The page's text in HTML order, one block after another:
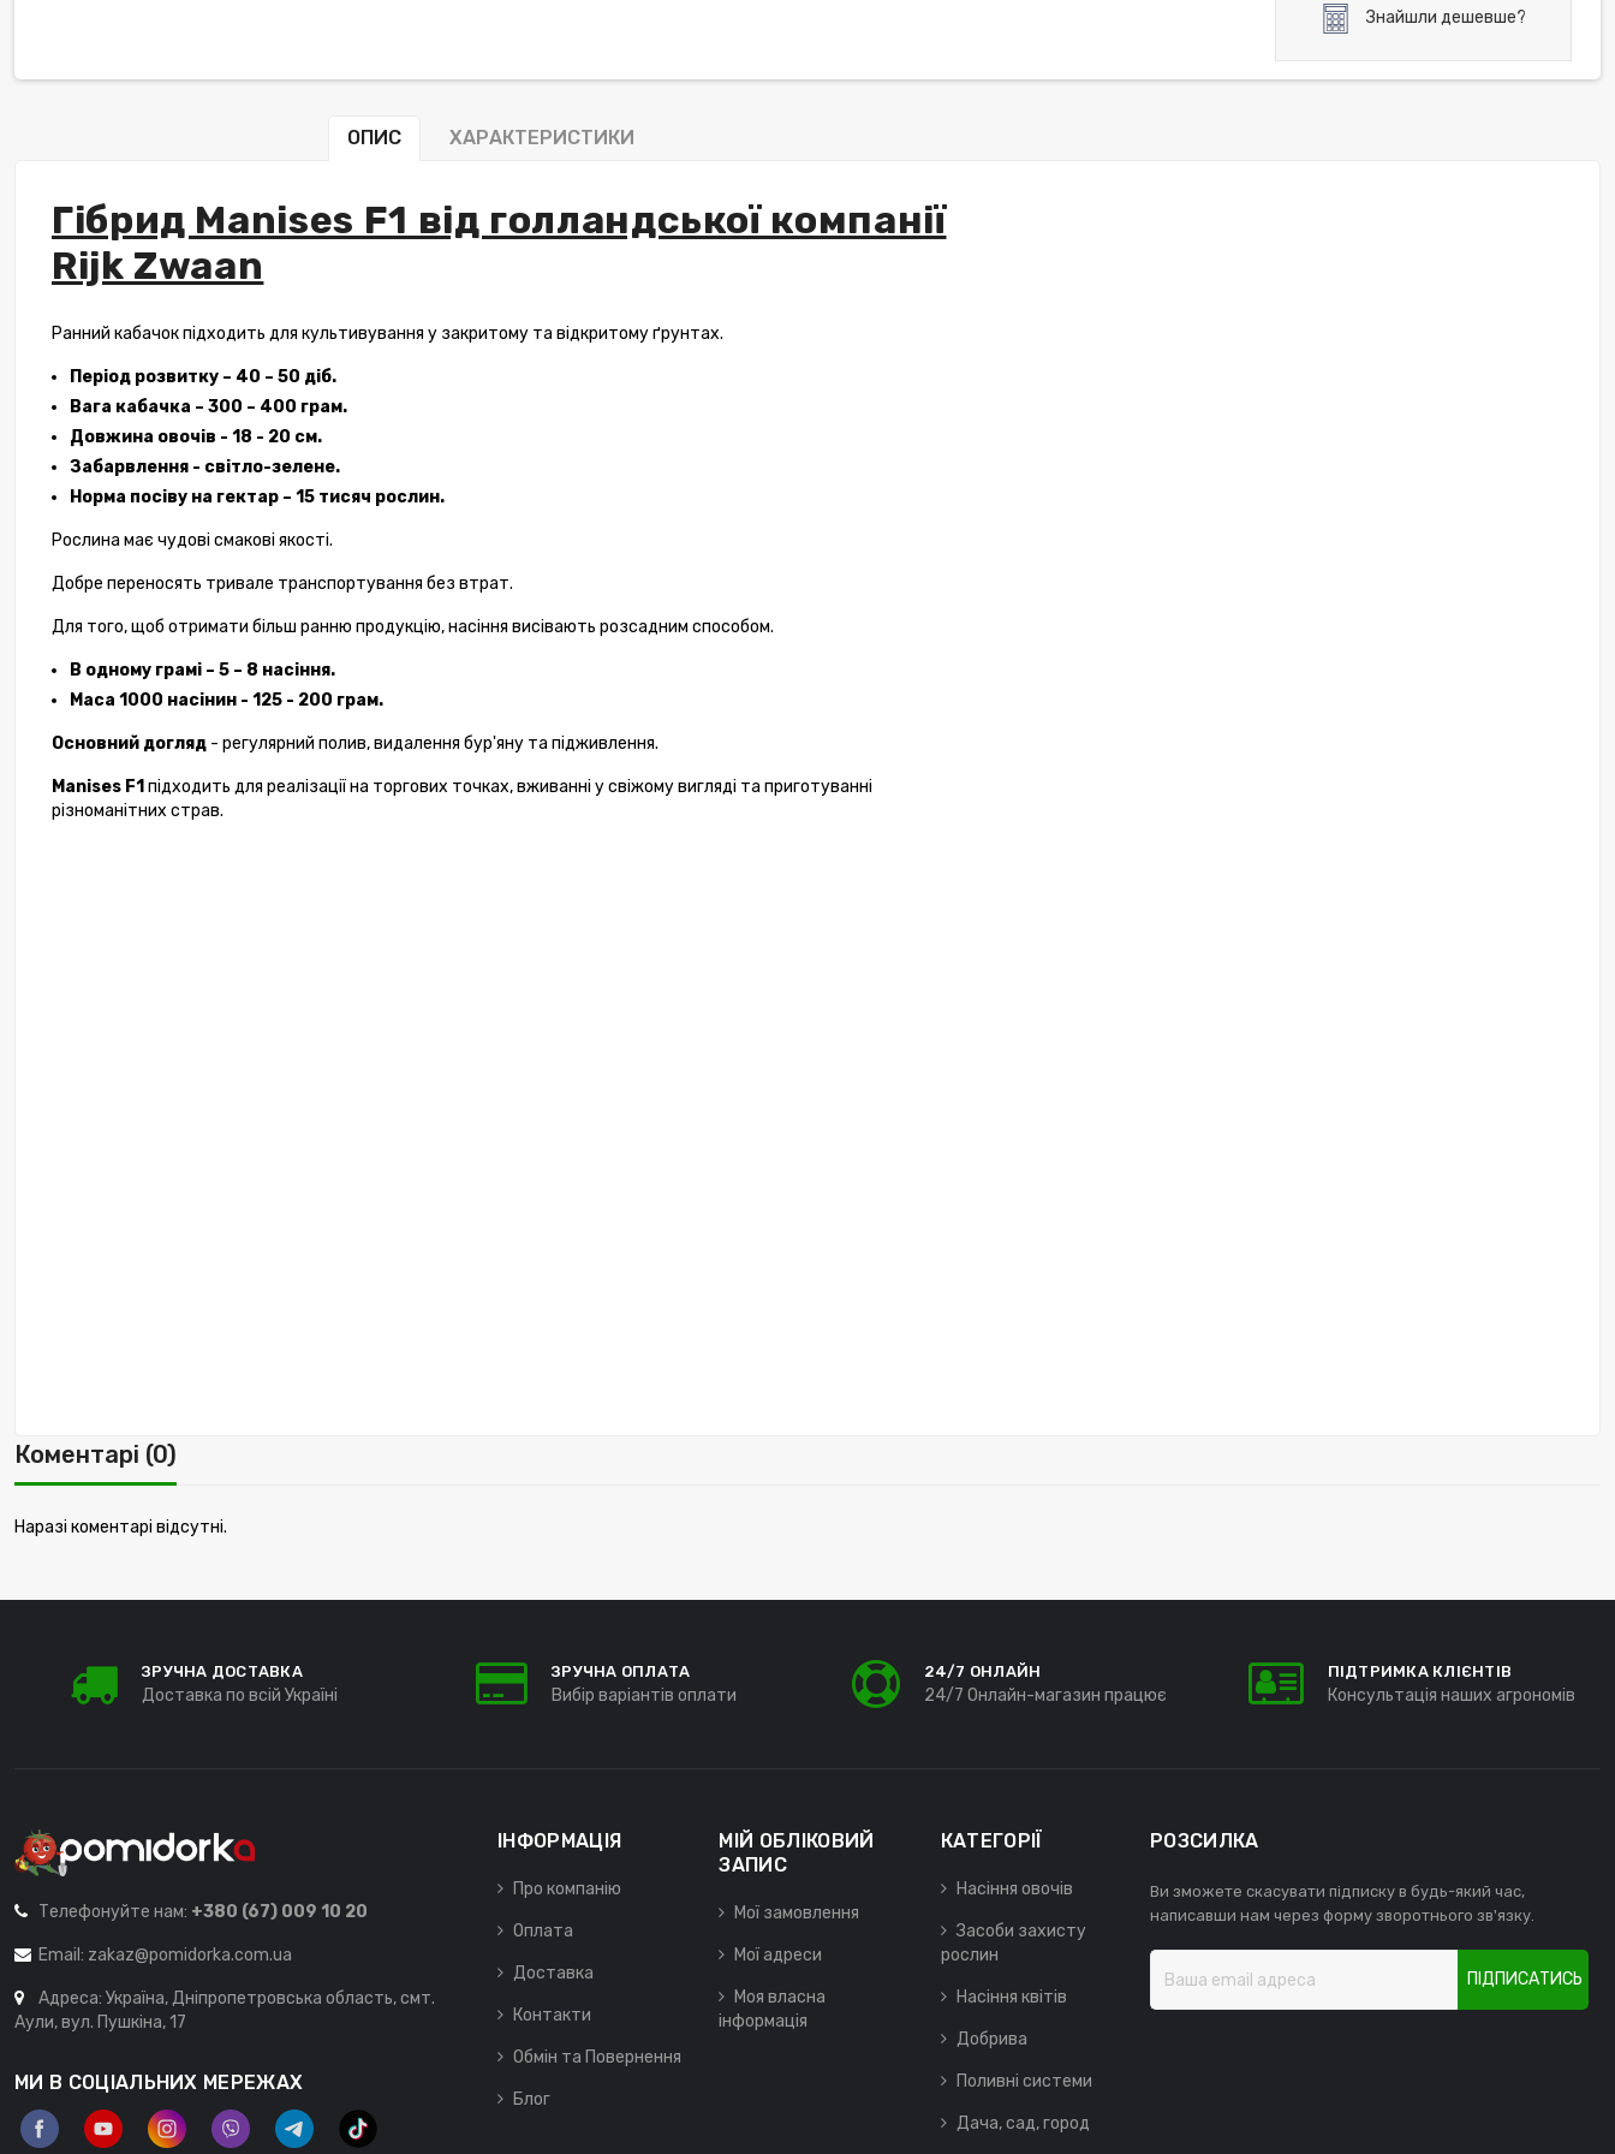
Знайшли дешевше?
ОПИС ХАРАКТЕРИСТИКИ
Гібрид Manises F1 від голландської компанії
Rijk Zwaan
Ранний кабачок підходить для культивування у закритому та відкритому ґрунтах.
Період розвитку – 40 – 50 діб.
Вага кабачка – 300 – 400 грам.
Довжина овочів - 18 - 20 см.
Забарвлення - світло-зелене.
Норма посіву на гектар – 15 тисяч рослин.
Рослина має чудові смакові якості.
Добре переносять тривале транспортування без втрат.
Для того, щоб отримати більш ранню продукцію, насіння висівають розсадним способом.
В одному грамі – 5 – 8 насіння.
Маса 1000 насінин - 125 - 200 грам.
Основний догляд - регулярний полив, видалення бур'яну та підживлення.
Manises F1 підходить для реалізації на торгових точках, вживанні у свіжому вигляді та приготуванні
різноманітних страв.
Коментарі (0)
Наразі коментарі відсутні.
ЗРУЧНА ДОСТАВКА
Доставка по всій Україні
ЗРУЧНА ОПЛАТА
Вибір варіантів оплати
24/7 ОНЛАЙН
24/7 Онлайн-магазин працює
ПІДТРИМКА КЛІЄНТІВ
Консультація наших агрономів
Телефонуйте нам: +380 (67) 009 10 20
Email: zakaz@pomidorka.com.ua
Адреса: Україна, Дніпропетровська область, смт.
Аули, вул. Пушкіна, 17
МИ В СОЦІАЛЬНИХ МЕРЕЖАХ
ІНФОРМАЦІЯ
Про компанію
Оплата
Доставка
Контакти
Обмін та Повернення
Блог
МІЙ ОБЛІКОВИЙ
ЗАПИС
Мої замовлення
Мої адреси
Моя власна
інформація
КАТЕГОРІЇ
Насіння овочів
Засоби захисту
рослин
Насіння квітів
Добрива
Поливні системи
Дача, сад, город
РОЗСИЛКА
Ви зможете скасувати підписку в будь-який час,
написавши нам через форму зворотнього зв'язку.
ПІДПИСАТИСЬ